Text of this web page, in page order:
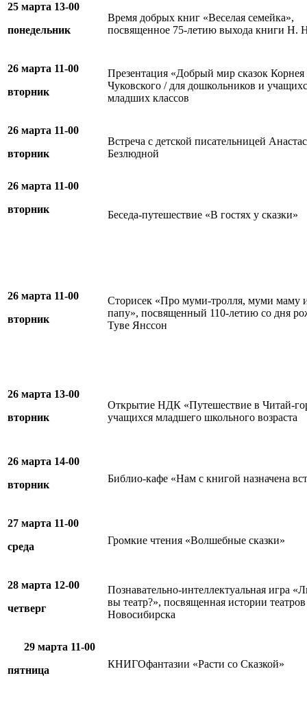
25 марта 13-00
понедельник
Время добрых книг «Веселая семейка»,
посвященное 75-летию выхода книги Н.
26 марта 11-00
вторник
Презентация «Добрый мир сказок Корнея
Чуковского / для дошкольников и
младших классов
26 марта 11-00
вторник
Встреча с детской писательницей
Безлюдной
26 марта 11-00
вторник
Беседа-путешествие «В гостях у сказки»
26 марта 11-00
вторник
Сторисек «Про муми-тролля, муми маму
папу», посвященный 110-летию со дня
Туве Янссон
26 марта 13-00
вторник
Открытие НДК «Путешествие в Читай-
учащихся младшего школьного возраста
26 марта 14-00
вторник
Библио-кафе «Нам с книгой назначена
27 марта 11-00
среда
Громкие чтения «Волшебные сказки»
28 марта 12-00
четверг
Познавательно-интеллектуальная игра
вы театр?», посвященная истории
Новосибирска
29 марта 11-00
пятница
КНИГОфантазии «Расти со Сказкой»